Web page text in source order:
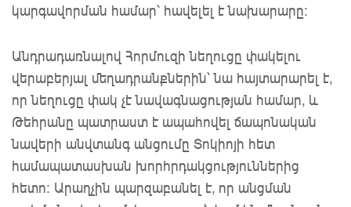
կարգավորման համար՝ հավելել է նախարարը:
Անդրադառնալով Հորմուզի նեղուցը փակելու
վերաբերյալ մեղադրանքներին՝ նա հայտարարել է,
որ նեղուցը փակ չէ նավագնացության համար, և
Թեհրանը պատրաստ է ապահովել ճապոնական
նավերի անվտանգ անցումը Տոկիոյի հետ
համապատասխան խորհրդակցություններից
հետո: Արաղչին պարզաբանել է, որ անցման